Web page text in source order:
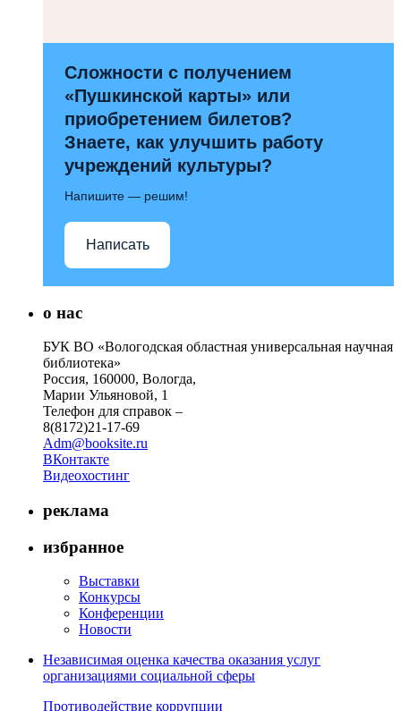
Сложности с получением
«Пушкинской карты» или
приобретением билетов?
Знаете, как улучшить работу
учреждений культуры?
Напишите — решим!
Написать
о нас
БУК ВО «Вологодская областная универсальная научная
библиотека»
Россия, 160000, Вологда,
Марии Ульяновой, 1
Телефон для справок –
8(8172)21-17-69
Adm@booksite.ru
ВКонтакте
Видеохостинг
реклама
избранное
Выставки
Конкурсы
Конференции
Новости
Независимая оценка качества оказания услуг
организациями социальной сферы
Противодействие коррупции